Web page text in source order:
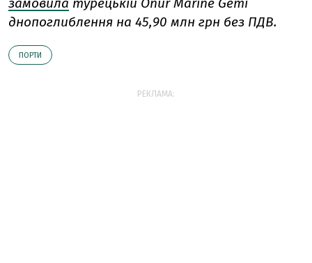
замовила турецькій Onur Marine Gemi
днопоглиблення на 45,90 млн грн без ПДВ.
ПОРТИ
РЕКЛАМА: